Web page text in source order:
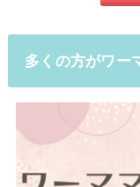
多くの方がワー